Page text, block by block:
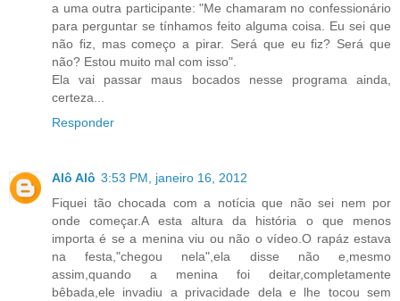
a uma outra participante: "Me chamaram no confessionário
para perguntar se tínhamos feito alguma coisa. Eu sei que
não fiz, mas começo a pirar. Será que eu fiz? Será que
não? Estou muito mal com isso".
Ela vai passar maus bocados nesse programa ainda,
certeza...
Responder
Alô Alô 3:53 PM, janeiro 16, 2012
Fiquei tão chocada com a notícia que não sei nem por
onde começar.A esta altura da história o que menos
importa é se a menina viu ou não o vídeo.O rapáz estava
na festa,"chegou nela",ela disse não e,mesmo
assim,quando a menina foi deitar,completamente
bêbada,ele invadiu a privacidade dela e lhe tocou sem